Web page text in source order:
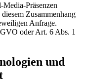
Präsenzen
Zusammenhang
Anfrage.
oder Art. 6 Abs. 1
und